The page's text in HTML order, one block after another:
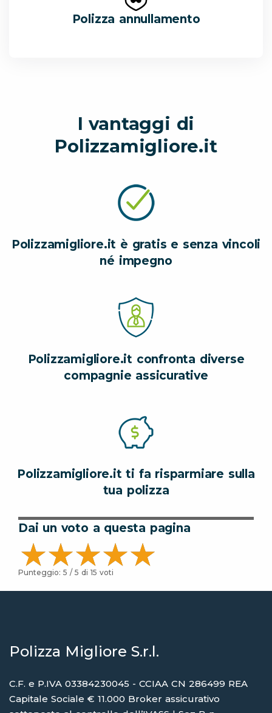
Polizza annullamento
I vantaggi di
Polizzamigliore.it
Polizzamigliore.it è gratis e senza vincoli
né impegno
Polizzamigliore.it confronta diverse
compagnie assicurative
Polizzamigliore.it ti fa risparmiare sulla
tua polizza
Dai un voto a questa pagina
Punteggio: 5 / 5 di 15 voti
Polizza Migliore S.r.l.
C.F. e P.IVA 03384230045 - CCIAA CN 286499 REA
Capitale Sociale € 11.000 Broker assicurativo